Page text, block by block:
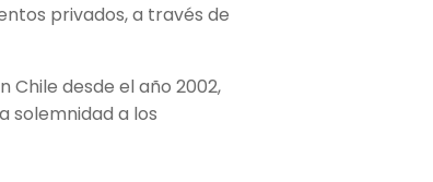
privados, a través de
Chile desde el año 2002,
solemnidad a los